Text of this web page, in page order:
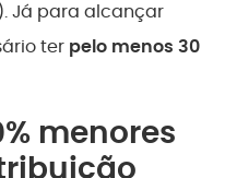
Já para alcançar
ter pelo menos 30
menores